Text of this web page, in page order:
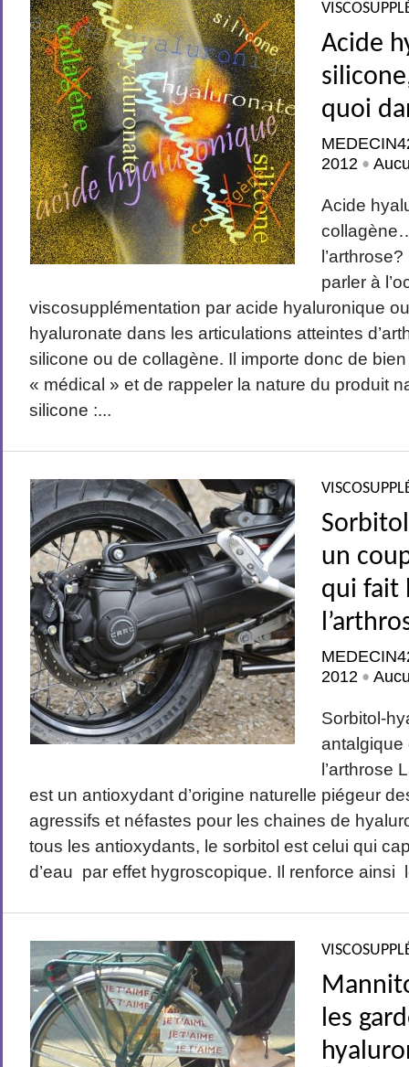
Acide
quoi
2012 •
Acide
parler à
viscosupplémentation par acide hyaluronique
hyaluronate dans les articulations atteintes
silicone ou de collagène. Il importe donc de
« médical » et de rappeler la nature du produit
silicone :...
un
qui fait
2012 •
Sorbitol-
antalgique
l’arthrose
est un antioxydant d’origine naturelle piégeur
agressifs et néfastes pour les chaines de
tous les antioxydants, le sorbitol est celui qui
d’eau par effet hygroscopique. Il renforce ainsi
les